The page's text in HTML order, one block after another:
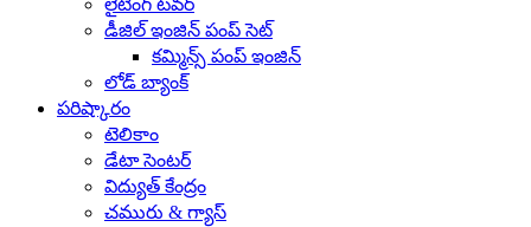
లైటింగ్ టవర్
డీజిల్ ఇంజిన్ పంప్ సెట్
కమ్మిన్స్ పంప్ ఇంజిన్
లోడ్ బ్యాంక్
పరిష్కారం
టెలికాం
డేటా సెంటర్
విద్యుత్ కేంద్రం
చమురు & గ్యాస్